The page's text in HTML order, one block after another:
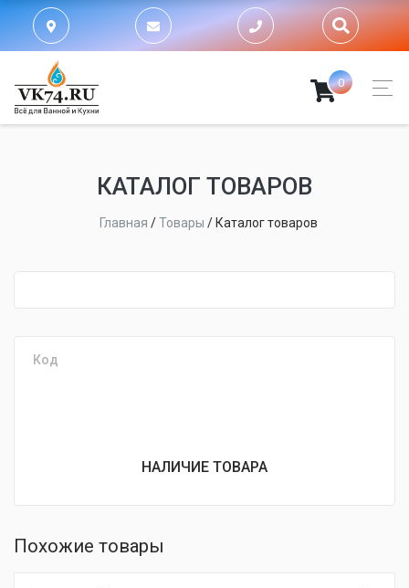
0
КАТАЛОГ ТОВАРОВ
Главная /Товары / Каталог товаров
Код
НАЛИЧИЕ ТОВАРА
Похожие товары